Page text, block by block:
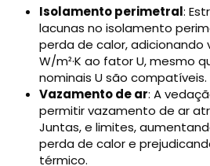
Isolamento perimetral:
lacunas no isolamento
perda de calor, adicionando
W/m²·K ao fator U, mesmo
nominais U são compatíveis.
Vazamento de ar: A
permitir vazamento de ar
Juntas, e limites,
perda de calor e
térmico.